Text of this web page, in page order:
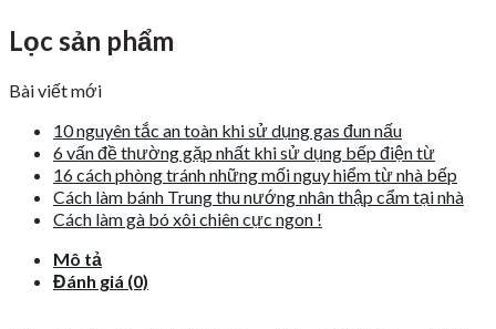
Lọc sản phẩm
Bài viết mới
10 nguyên tắc an toàn khi sử dụng gas đun nấu
6 vấn đề thường gặp nhất khi sử dụng bếp điện từ
16 cách phòng tránh những mối nguy hiểm từ nhà bếp
Cách làm bánh Trung thu nướng nhân thập cẩm tại nhà
Cách làm gà bó xôi chiên cực ngon !
Mô tả
Đánh giá (0)